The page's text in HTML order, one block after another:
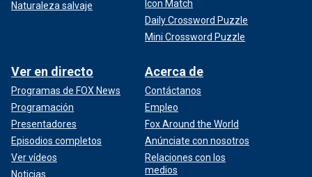
Naturaleza salvaje
Icon Match
Daily Crossword Puzzle
Mini Crossword Puzzle
Ver en directo
Programas de FOX News
Programación
Presentadores
Episodios completos
Ver vídeos
Noticias
Acerca de
Contáctanos
Empleo
Fox Around the World
Anúnciate con nosotros
Relaciones con los
medios